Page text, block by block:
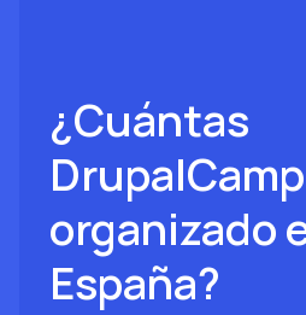
¿Cuántas
organizado
España?